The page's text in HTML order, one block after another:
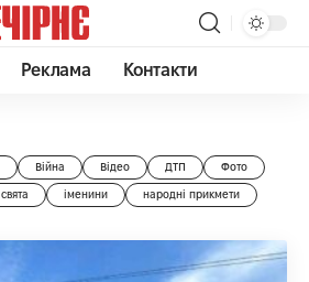
Реклама Контакти
Війна Відео ДТП Фото
свята іменини народні прикмети